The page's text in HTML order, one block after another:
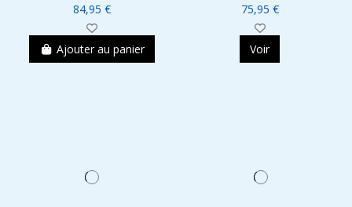
84,95 €
Ajouter au panier
75,95 €
Voir